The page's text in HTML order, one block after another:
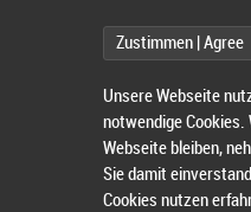
Wählen Sie
Zustimmen | Agree
Unsere Webseite
notwendige Cookies.
Webseite bleiben,
Sie damit
Cookies nutzen